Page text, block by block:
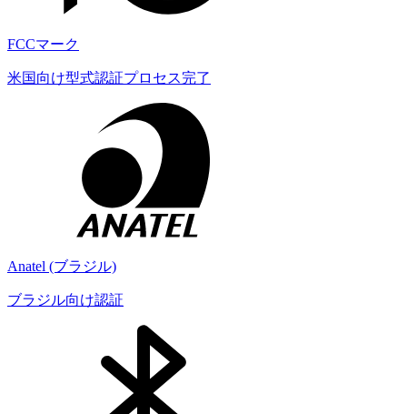
FCCマーク
米国向け型式認証プロセス完了
Anatel (ブラジル)
ブラジル向け認証